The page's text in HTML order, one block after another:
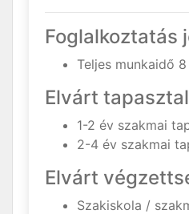
Foglalkoztatás
Teljes munkaidő
Elvárt
1-2 év szakmai
2-4 év szakmai
Elvárt
Szakiskola /